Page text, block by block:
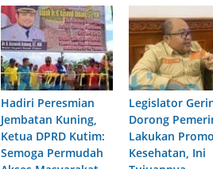
Hadiri Peresmian
Jembatan Kuning,
Ketua DPRD Kutim:
Semoga Permudah
Legislator
Dorong
Lakukan
Kesehatan, Ini